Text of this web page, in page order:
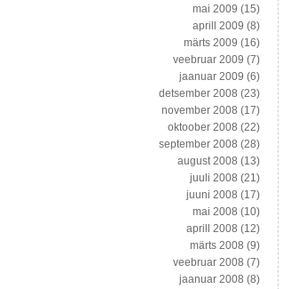
mai 2009 (15)
aprill 2009 (8)
märts 2009 (16)
veebruar 2009 (7)
jaanuar 2009 (6)
detsember 2008 (23)
november 2008 (17)
oktoober 2008 (22)
september 2008 (28)
august 2008 (13)
juuli 2008 (21)
juuni 2008 (17)
mai 2008 (10)
aprill 2008 (12)
märts 2008 (9)
veebruar 2008 (7)
jaanuar 2008 (8)